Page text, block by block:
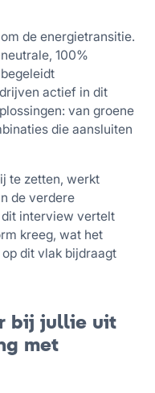
de energietransitie.
100%
actief in dit
van groene
die aansluiten
te zetten, werkt
de verdere
interview vertelt
kreeg, wat het
dit vlak bijdraagt
bij jullie uit
met